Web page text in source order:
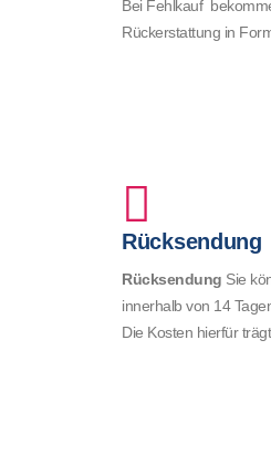
Bei Fehlkauf
Rückerstattung in
Rücksendung
Rücksendung Sie
innerhalb von 14
Die Kosten hierfür